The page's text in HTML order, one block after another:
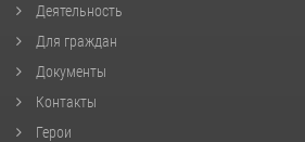
Деятельность
Для граждан
Документы
Контакты
Герои